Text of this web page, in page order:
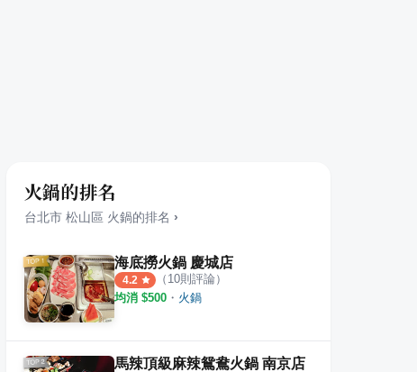
火鍋的排名
台北市 松山區 火鍋的排名 ›
海底撈火鍋 慶城店
4.2 （ 10則評論）
均消 $500 ・ 火鍋
馬辣頂級麻辣鴛鴦火鍋 南京店